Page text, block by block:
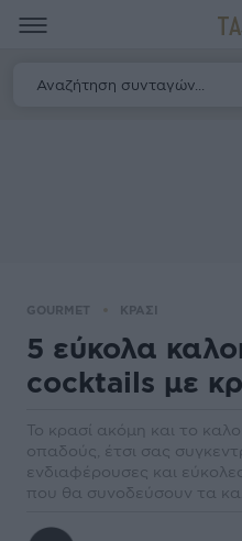
GOURMET ΚΡΑΣΙ
5 εύκολα
cocktails με
Το κρασί ακόμη και το
οπαδούς, έτσι σας
ενδιαφέρουσες και
που θα συνοδεύσουν τα